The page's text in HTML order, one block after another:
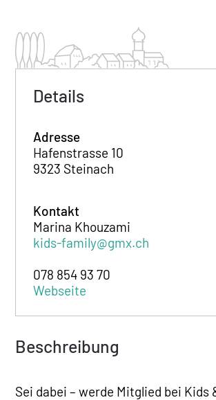
Details
Adresse
Hafenstrasse 10
9323 Steinach
Kontakt
Marina Khouzami
kids-family@gmx.ch
078 854 93 70
Webseite
Beschreibung
Sei dabei – werde Mitglied bei Kids